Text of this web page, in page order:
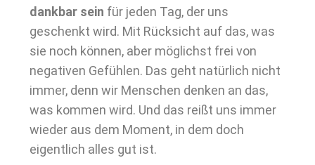
dankbar sein für jeden Tag, der uns
geschenkt wird. Mit Rücksicht auf das, was
sie noch können, aber möglichst frei von
negativen Gefühlen. Das geht natürlich nicht
immer, denn wir Menschen denken an das,
was kommen wird. Und das reißt uns immer
wieder aus dem Moment, in dem doch
eigentlich alles gut ist.